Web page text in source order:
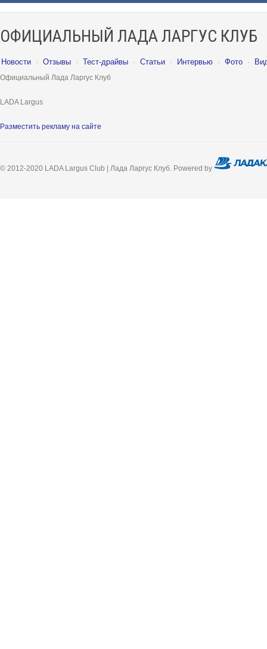
ОФИЦИАЛЬНЫЙ ЛАДА ЛАРГУС КЛУБ
Новости · Отзывы · Тест-драйвы · Статьи · Интервью · Фото ·
Официальный Лада Ларгус Клуб
LADA Largus
Разместить рекламу на сайте
© 2012-2020 LADA Largus Club | Лада Ларгус Клуб. Powered by